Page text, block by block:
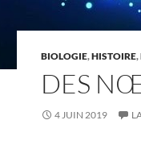
BIOLOGIE,HISTOIRE,
DES
4 JUIN 2019